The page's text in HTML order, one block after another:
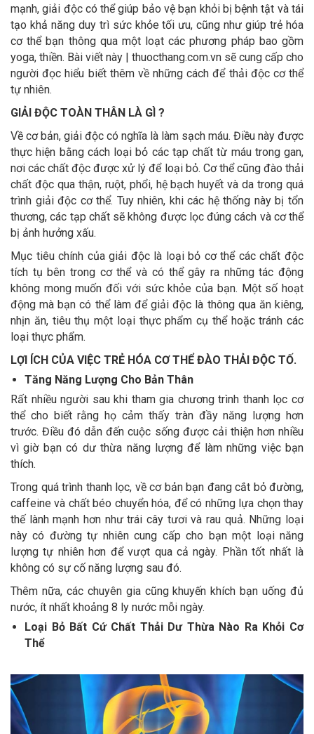
mạnh, giải độc có thể giúp bảo vệ bạn khỏi bị bệnh tật và tái
tạo khả năng duy trì sức khỏe tối ưu, cũng như giúp trẻ hóa
cơ thể bạn thông qua một loạt các phương pháp bao gồm
yoga, thiền. Bài viết này | thuocthang.com.vn sẽ cung cấp cho
người đọc hiểu biết thêm về những cách để thải độc cơ thể
tự nhiên.
GIẢI ĐỘC TOÀN THÂN LÀ GÌ ?
Về cơ bản, giải độc có nghĩa là làm sạch máu. Điều này được
thực hiện bằng cách loại bỏ các tạp chất từ máu trong gan,
nơi các chất độc được xử lý để loại bỏ. Cơ thể cũng đào thải
chất độc qua thận, ruột, phổi, hệ bạch huyết và da trong quá
trình giải độc cơ thể. Tuy nhiên, khi các hệ thống này bị tổn
thương, các tạp chất sẽ không được lọc đúng cách và cơ thể
bị ảnh hưởng xấu.
Mục tiêu chính của giải độc là loại bỏ cơ thể các chất độc
tích tụ bên trong cơ thể và có thể gây ra những tác động
không mong muốn đối với sức khỏe của bạn. Một số hoạt
động mà bạn có thể làm để giải độc là thông qua ăn kiêng,
nhịn ăn, tiêu thụ một loại thực phẩm cụ thể hoặc tránh các
loại thực phẩm.
LỢI ÍCH CỦA VIỆC TRẺ HÓA CƠ THỂ ĐÀO THẢI ĐỘC TỐ.
Tăng Năng Lượng Cho Bản Thân
Rất nhiều người sau khi tham gia chương trình thanh lọc cơ
thể cho biết rằng họ cảm thấy tràn đầy năng lượng hơn
trước. Điều đó dẫn đến cuộc sống được cải thiện hơn nhiều
vì giờ bạn có dư thừa năng lượng để làm những việc bạn
thích.
Trong quá trình thanh lọc, về cơ bản bạn đang cắt bỏ đường,
caffeine và chất béo chuyển hóa, để có những lựa chọn thay
thế lành mạnh hơn như trái cây tươi và rau quả. Những loại
này có đường tự nhiên cung cấp cho bạn một loại năng
lượng tự nhiên hơn để vượt qua cả ngày. Phần tốt nhất là
không có sự cố năng lượng sau đó.
Thêm nữa, các chuyên gia cũng khuyến khích bạn uống đủ
nước, ít nhất khoảng 8 ly nước mỗi ngày.
Loại Bỏ Bất Cứ Chất Thải Dư Thừa Nào Ra Khỏi Cơ
Thể